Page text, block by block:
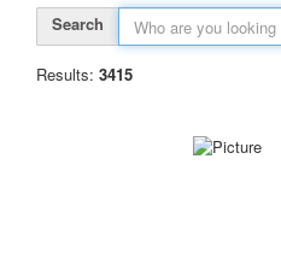
Search
Results: 3415